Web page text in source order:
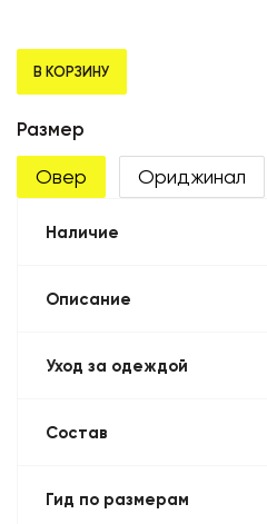
В КОРЗИНУ
Размер
Овер Ориджинал
Наличие
Описание
Уход за одеждой
Состав
Гид по размерам